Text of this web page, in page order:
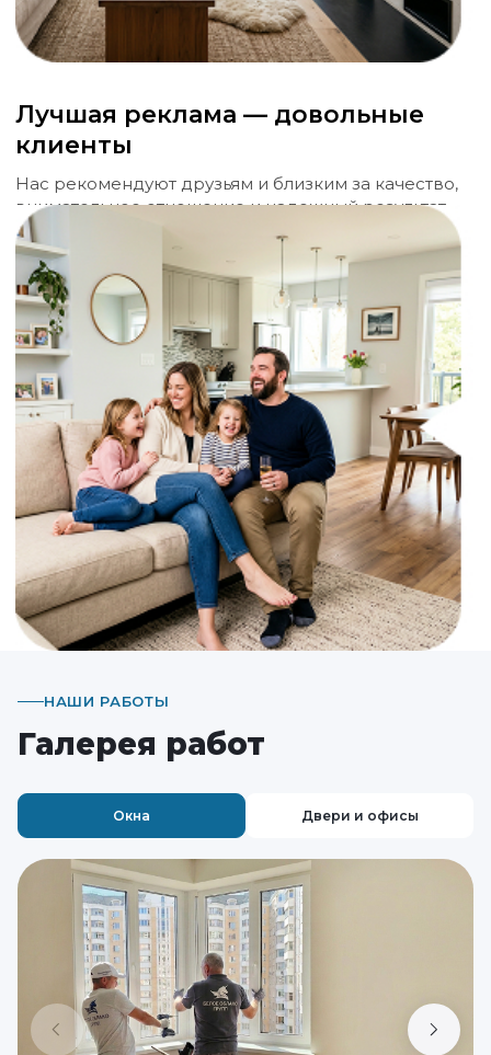
Лучшая реклама — довольные
клиенты
Нас рекомендуют друзьям и близким за качество,
внимательное отношение и надежный результат
НАШИ РАБОТЫ
Галерея работ
Окна Двери и офисы